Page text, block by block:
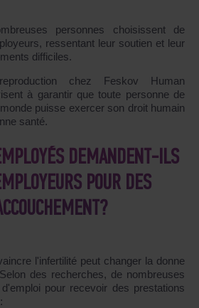
personnes choisissent de
ressentant leur soutien et leur
difficiles.
chez Feskov Human
à garantir que toute personne de
puisse exercer son droit humain
santé.
DEMANDENT-ILS
POUR DES
l'infertilité peut changer la donne
des recherches, de nombreuses
pour recevoir des prestations